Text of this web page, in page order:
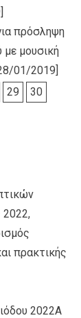
πρόσληψη
με μουσική
01/2019]
29
30
2022,
πρακτικής
2022Α